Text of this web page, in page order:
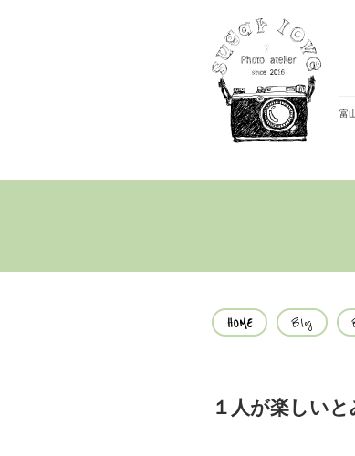
富
HOME Blog
１人が楽しい